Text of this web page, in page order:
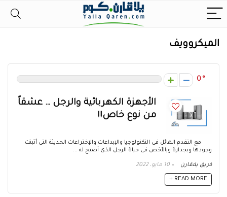
الميكروويف
0
الأجهزة الكهربائية والرجل … عشقاً
من نوع خاص!!
مع التقدم الهائل فى التكنولوجيا والإبداعات والإختراعات الحديثة التى أثبتت
وجودها وبجدارة وبالأخص فى حياة الرجل الذى أصبح له ...
فريق يلاقارن 10 مايو، 2022
READ MORE +